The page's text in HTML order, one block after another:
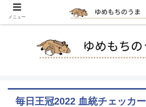
毎日王冠2022 血統チェッカー
メニュー